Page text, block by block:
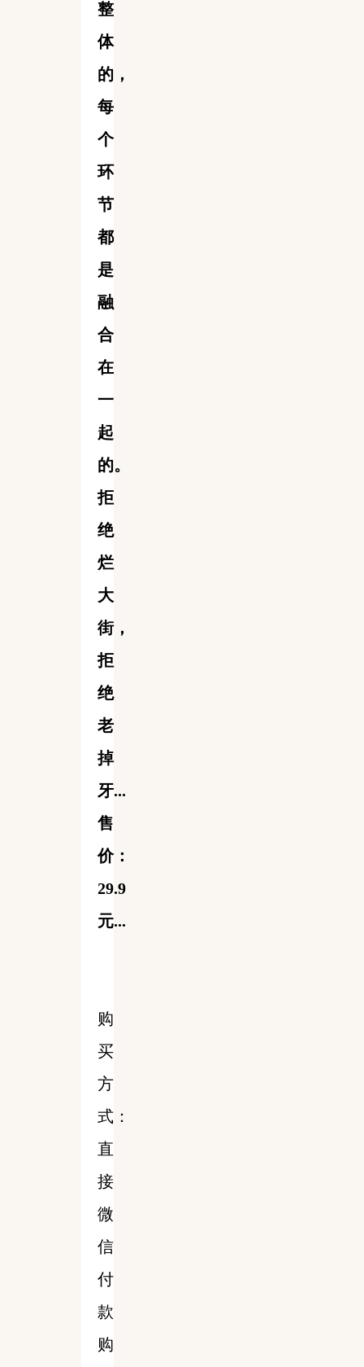
整
体
的，
每
个
环
节
都
是
融
合
在
一
起
的。
拒
绝
烂
大
街，
拒
绝
老
掉
牙...
售
价：
29.9
元...
购
买
方
式：
直
接
微
信
付
款
购